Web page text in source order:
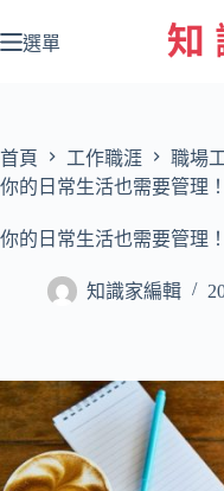
至
容
選單
首頁 工作職涯
職場
你的日常生活也需要管理
你的日常生活也需要管理
知識家編輯